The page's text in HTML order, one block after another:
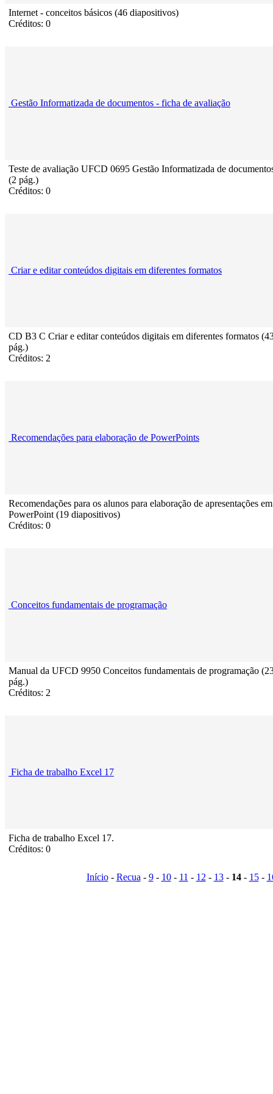
Internet - conceitos básicos (46 diapositivos)
Créditos: 0
Gestão Informatizada de documentos - ficha de avaliação
Teste de avaliação UFCD 0695 Gestão Informatizada de
(2 pág.)
Créditos: 0
Criar e editar conteúdos digitais em diferentes formatos
CD B3 C Criar e editar conteúdos digitais em diferentes formatos
pág.)
Créditos: 2
Recomendações para elaboração de PowerPoints
Recomendações para os alunos para elaboração de apresentações em
PowerPoint (19 diapositivos)
Créditos: 0
Conceitos fundamentais de programação
Manual da UFCD 9950 Conceitos fundamentais de programação
pág.)
Créditos: 2
Ficha de trabalho Excel 17
Ficha de trabalho Excel 17.
Créditos: 0
Início- Recua- 9- 10- 11 - 12- 13- 14- 15-